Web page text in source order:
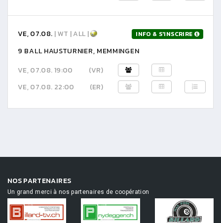
VE, 07.08. | WT | ALL | INFO & S'INSCRIRE
9 BALL HAUSTURNIER, MEMMINGEN
VE, 07.08. 19:00
(VR)
VE, 07.08. 22:00
(ER)
NOS PARTENAIRES
Un grand merci à nos partenaires de coopération